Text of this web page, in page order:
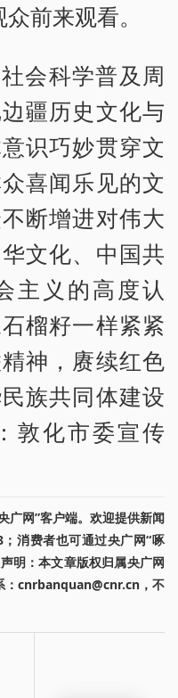
前来观看。
会科学普及周
疆历史文化与
识巧妙贯穿文
喜闻乐见的文
断增进对伟大
文化、中国共
主义的高度认
榴籽一样紧紧
神，赓续红色
族共同体建设
敦化市委宣传
广网”客户端。欢迎提供新闻
消费者也可通过央广网“啄
明：本文章版权归属央广网
：cnrbanquan@cnr.cn，不